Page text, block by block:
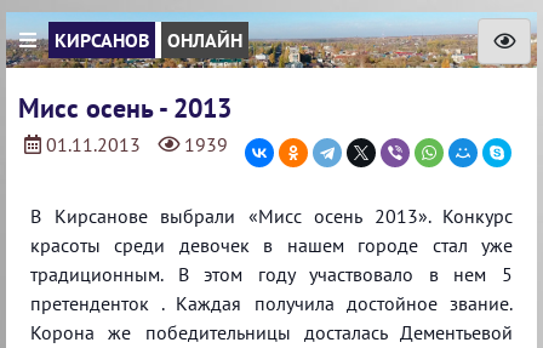
КИРСАНОВ ОНЛАЙН
Мисс осень - 2013
01.11.2013 1939
В Кирсанове выбрали «Мисс осень 2013». Конкурс
красоты среди девочек в нашем городе стал уже
традиционным. В этом году участвовало в нем 5
претенденток . Каждая получила достойное звание.
Корона же победительницы досталась Дементьевой